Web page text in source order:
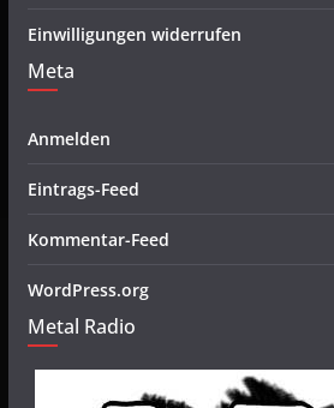
Einwilligungen widerrufen
Meta
Anmelden
Eintrags-Feed
Kommentar-Feed
WordPress.org
Metal Radio